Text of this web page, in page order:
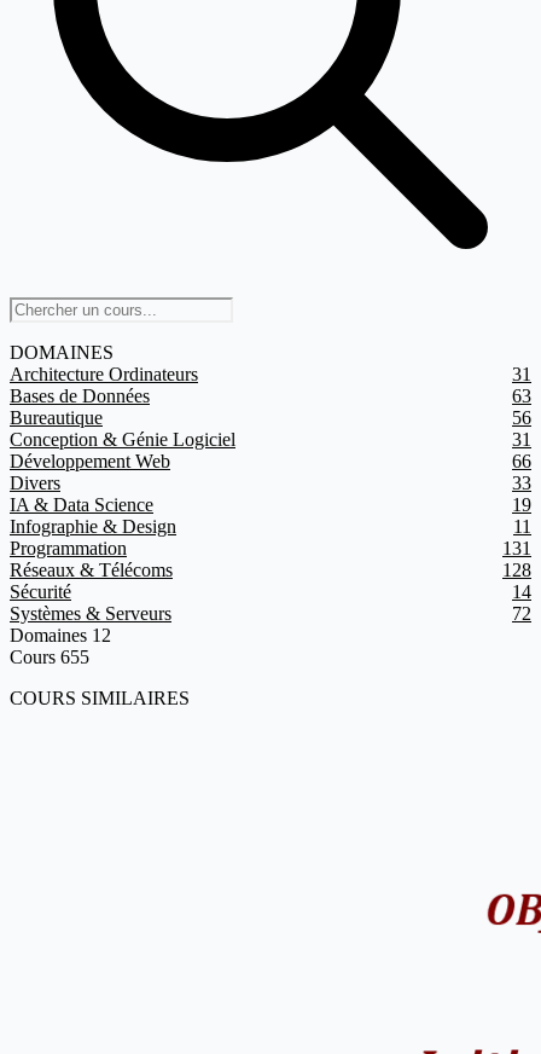
DOMAINES
Architecture Ordinateurs
31
Bases de Données
63
Bureautique
56
Conception & Génie Logiciel
31
Développement Web
66
Divers
33
IA & Data Science
19
Infographie & Design
11
Programmation
131
Réseaux & Télécoms
128
Sécurité
14
Systèmes & Serveurs
72
Domaines 12
Cours 655
COURS SIMILAIRES